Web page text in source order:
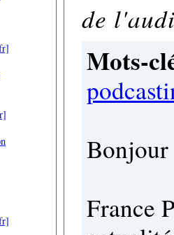
de
Mots-
Bonjour
France